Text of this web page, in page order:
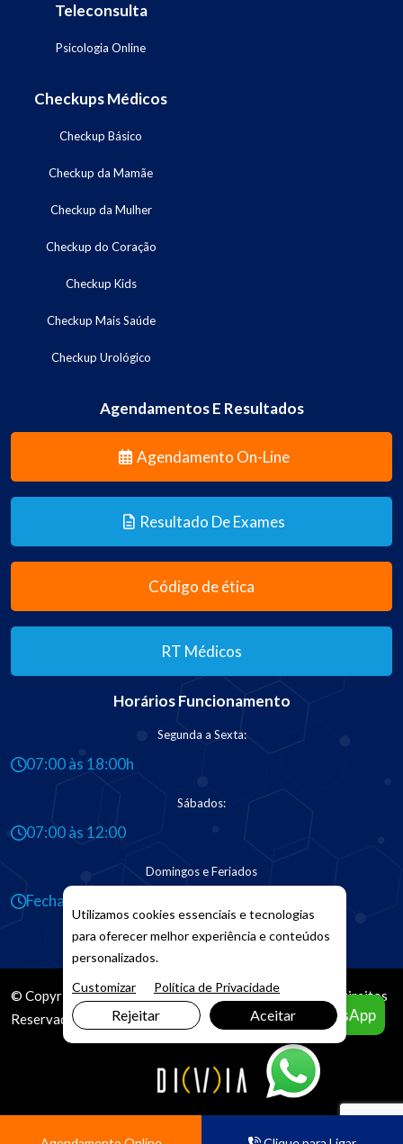
Teleconsulta
Psicologia Online
Checkups Médicos
Checkup Básico
Checkup da Mamãe
Checkup da Mulher
Checkup do Coração
Checkup Kids
Checkup Mais Saúde
Checkup Urológico
Agendamentos E Resultados
Agendamento On-Line
Resultado De Exames
Código de ética
RT Médicos
Horários Funcionamento
Segunda a Sexta:
07:00 às 18:00h
Sábados:
07:00 às 12:00
Domingos e Feriados
Fechado
© Copyright 2026. DIVIAMarketing Digital. Todos os Direitos
Reservados
Agendar pelo WhatsApp
Utilizamos cookies essenciais e tecnologias
para oferecer melhor experiência e conteúdos
personalizados.
Customizar
Política de Privacidade
Rejeitar Aceitar